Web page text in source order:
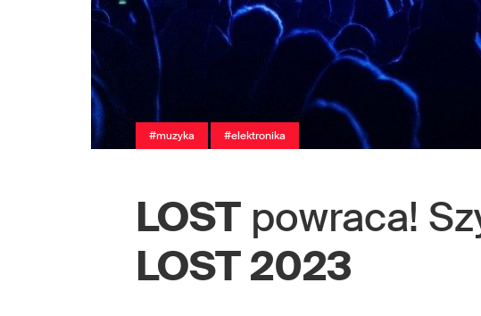
#muzyka #elektronika
LOST powraca!
LOST 2023